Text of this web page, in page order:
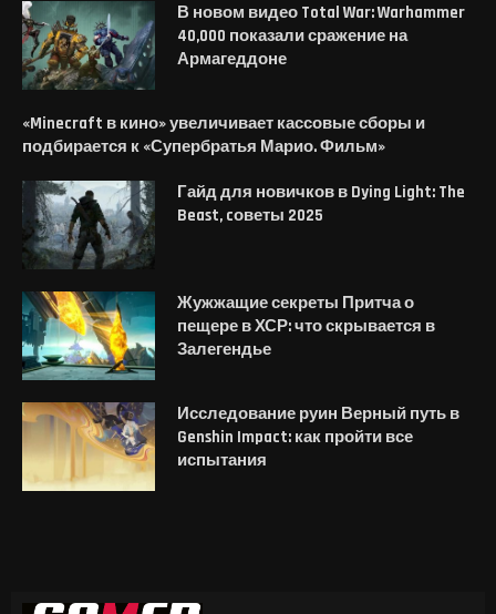
В новом видео Total War: Warhammer
40,000 показали сражение на
Армагеддоне
«Minecraft в кино» увеличивает кассовые сборы и
подбирается к «Супербратья Марио. Фильм»
Гайд для новичков в Dying Light: The
Beast, cоветы 2025
Жужжащие секреты Притча о
пещере в ХСР: что скрывается в
Залегендье
Исследование руин Верный путь в
Genshin Impact: как пройти все
испытания